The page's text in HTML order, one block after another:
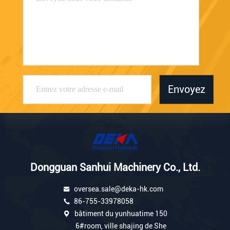
Envoyez
Dongguan Sanhui Machinery Co., Ltd.
oversea.sale@deka-hk.com
86-755-33978058
bâtiment du yunhuatime 150
6#room, ville shajing de She